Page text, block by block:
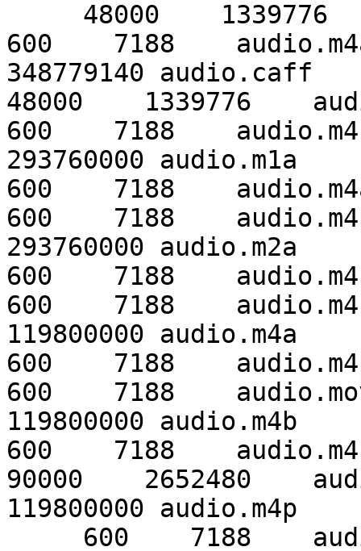
600    7188
348779140
48000    1339776
600    7188
293760000
600    7188
600    7188
293760000
600    7188
600    7188
119800000
600    7188
600    7188
119800000
600    7188
90000    2652480
119800000 audio.m4p